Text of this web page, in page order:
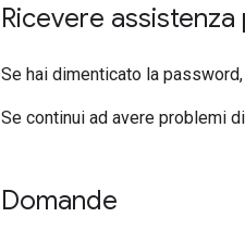
Ricevere
Se hai dimenticato la
Se continui ad avere problemi
Domande